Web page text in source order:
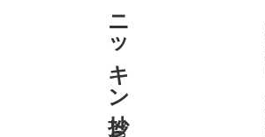
ニッキン抄 2026.8.7